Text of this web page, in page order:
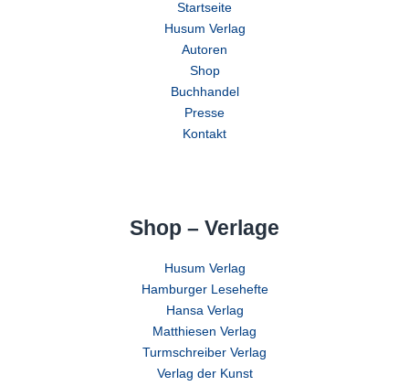
Startseite
Husum Verlag
Autoren
Shop
Buchhandel
Presse
Kontakt
Shop – Verlage
Husum Verlag
Hamburger Lesehefte
Hansa Verlag
Matthiesen Verlag
Turmschreiber Verlag
Verlag der Kunst